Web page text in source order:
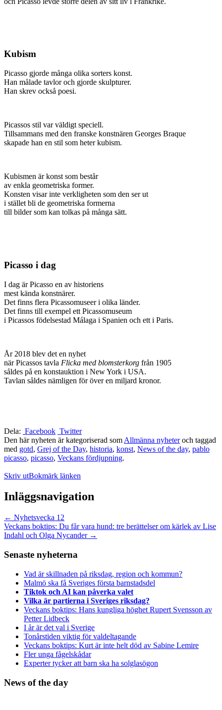
Kubism
Picasso gjorde många olika sorters konst.
Han målade tavlor och gjorde skulpturer.
Han skrev också poesi.
Picassos stil var väldigt speciell.
Tillsammans med den franske konstnären Georges Braque
skapade han en stil som heter kubism.
Kubismen är konst som består
av enkla geometriska former.
Konsten visar inte verkligheten som den ser ut
i stället bli de geometriska formerna
till bilder som kan tolkas på många sätt.
Picasso i dag
I dag är Picasso en av historiens
mest kända konstnärer.
Det finns flera Picassomuseer i olika länder.
Det finns till exempel ett Picassomuseum
i Picassos födelsestad Málaga i Spanien och ett i Paris.
År 2018 blev det en nyhet
när Picassos tavla Flicka med blomsterkorg från 1905
såldes på en konstauktion i New York i USA.
Tavlan såldes nämligen för över en miljard kronor.
Dela: Facebook Twitter
Den här nyheten är kategoriserad som Allmänna nyheteroch taggad
med gotd, Grej of the Day, historia, konst, News of the day, pablo
picasso, picasso, Veckans fördjupning.
Skriv utBokmärk länken
Inläggsnavigation
← Nyhetsvecka 12
Veckans boktips: Du får vara hund: tre berättelser om kärlek av Lise
Indahl och Olga Nycander →
Senaste nyheterna
Vad är skillnaden på riksdag, region och kommun?
Malmö ska få Sveriges första barnstadsdel
Tiktok och AI kan påverka valet
Vilka är partierna i Sveriges riksdag?
Veckans boktips: Hans kungliga höghet Rupert Svensson av
Petter Lidbeck
I år är det val i Sverige
Tonårstiden viktig för valdeltagande
Veckans boktips: Kurt är inte helt död av Sabine Lemire
Fler unga fågelskådar
Experter tycker att barn ska ha solglasögon
News of the day